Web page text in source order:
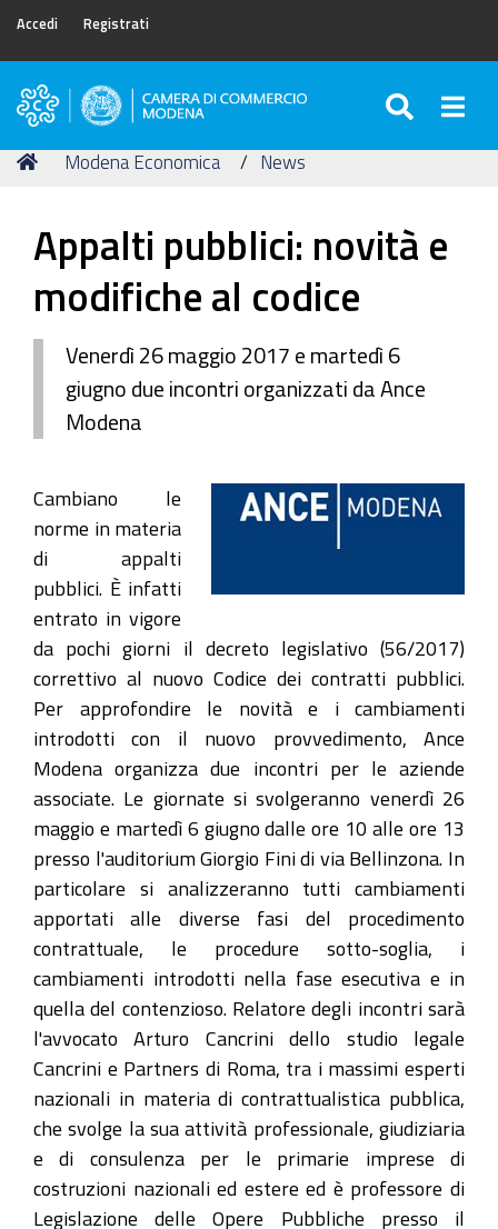
Accedi Registrati
Camera
Commercio
Tu
Home
Modena Economica News
Appalti pubblici: novità e
modifiche al codice
Venerdì 26 maggio 2017 e martedì 6
giugno due incontri organizzati da Ance
Modena
Cambiano le
norme in materia
di appalti
pubblici. È infatti
entrato in vigore
da pochi giorni il decreto legislativo (56/2017)
correttivo al nuovo Codice dei contratti pubblici.
Per approfondire le novità e i cambiamenti
introdotti con il nuovo provvedimento, Ance
Modena organizza due incontri per le aziende
associate. Le giornate si svolgeranno venerdì 26
maggio e martedì 6 giugno dalle ore 10 alle ore 13
presso l'auditorium Giorgio Fini di via Bellinzona. In
particolare si analizzeranno tutti cambiamenti
apportati alle diverse fasi del procedimento
contrattuale, le procedure sotto-soglia, i
cambiamenti introdotti nella fase esecutiva e in
quella del contenzioso. Relatore degli incontri sarà
l'avvocato Arturo Cancrini dello studio legale
Cancrini e Partners di Roma, tra i massimi esperti
nazionali in materia di contrattualistica pubblica,
che svolge la sua attività professionale, giudiziaria
e di consulenza per le primarie imprese di
costruzioni nazionali ed estere ed è professore di
Legislazione delle Opere Pubbliche presso il